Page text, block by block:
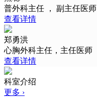
普外科主任 ， 副主任医师
查看详情
郑勇洪
心胸外科主任，主任医师
查看详情
科室介绍
更多 ›